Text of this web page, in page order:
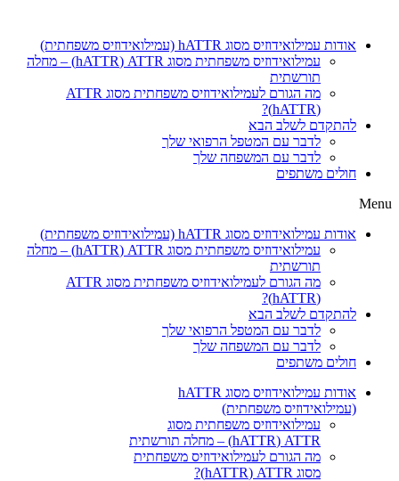
אודות עמילואידוזיס מסוג hATTR (עמילואידוזיס משפחתית)
עמילואידוזיס משפחתית מסוג ATTR‏ (hATTR) – מחלה
תורשתית
(hATTR)?
להתקדם לשלב הבא
לדבר עם המטפל הרפואי שלך
לדבר עם המשפחה שלך
חולים משתפים
Menu
אודות עמילואידוזיס מסוג hATTR (עמילואידוזיס משפחתית)
עמילואידוזיס משפחתית מסוג ATTR‏ (hATTR) – מחלה
תורשתית
(hATTR)?
להתקדם לשלב הבא
לדבר עם המטפל הרפואי שלך
לדבר עם המשפחה שלך
חולים משתפים
אודות עמילואידוזיס מסוג hATTR
(עמילואידוזיס משפחתית)
עמילואידוזיס משפחתית מסוג
ATTR‏ (hATTR) – מחלה תורשתית
מה הגורם לעמילואידוזיס משפחתית
מסוג ATTR‏ (hATTR)?